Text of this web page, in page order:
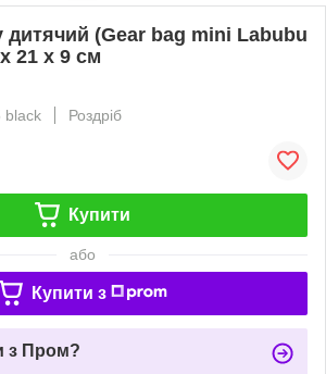
дитячий (Gear bag mini Labubu
21 х 9 см
black
Роздріб
Купити
або
Купити з
з Пром?